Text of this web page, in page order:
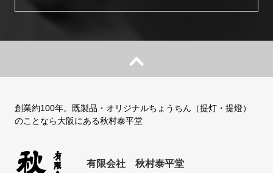
創業約100年。既製品・オリジナルちょうちん（提灯・提燈）
のことなら大阪にある秋村泰平堂
有限会社 秋村泰平堂